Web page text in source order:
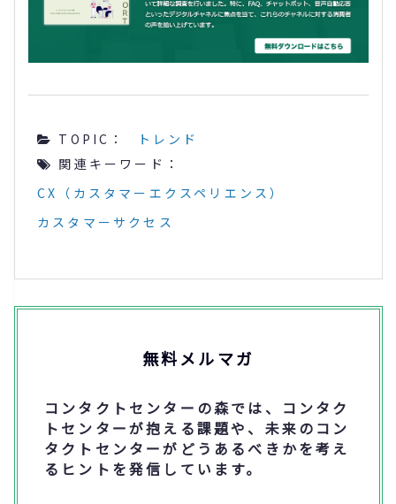
TOPIC：
トレンド
関連キーワード：
CX（カスタマーエクスペリエンス）
カスタマーサクセス
無料メルマガ
コンタクトセンターの森では、コンタク
トセンターが抱える課題や、未来のコン
タクトセンターがどうあるべきかを考え
るヒントを発信しています。